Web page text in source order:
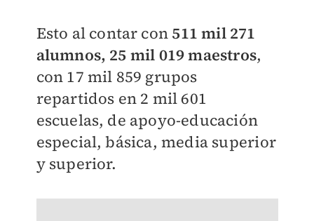
Esto al contar con 511 mil 271
alumnos, 25 mil 019 maestros,
con 17 mil 859 grupos
repartidos en 2 mil 601
escuelas, de apoyo-educación
especial, básica, media superior
y superior.